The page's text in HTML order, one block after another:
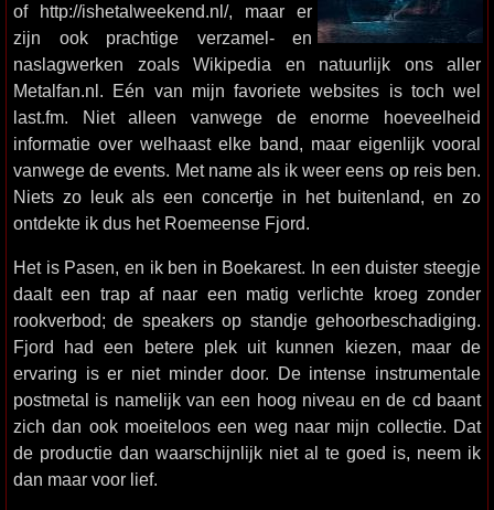
of http://ishetalweekend.nl/, maar er
zijn ook prachtige verzamel- en
naslagwerken zoals Wikipedia en natuurlijk ons aller
Metalfan.nl. Eén van mijn favoriete websites is toch wel
last.fm. Niet alleen vanwege de enorme hoeveelheid
informatie over welhaast elke band, maar eigenlijk vooral
vanwege de events. Met name als ik weer eens op reis ben.
Niets zo leuk als een concertje in het buitenland, en zo
ontdekte ik dus het Roemeense Fjord.
Het is Pasen, en ik ben in Boekarest. In een duister steegje
daalt een trap af naar een matig verlichte kroeg zonder
rookverbod; de speakers op standje gehoorbeschadiging.
Fjord had een betere plek uit kunnen kiezen, maar de
ervaring is er niet minder door. De intense instrumentale
postmetal is namelijk van een hoog niveau en de cd baant
zich dan ook moeiteloos een weg naar mijn collectie. Dat
de productie dan waarschijnlijk niet al te goed is, neem ik
dan maar voor lief.